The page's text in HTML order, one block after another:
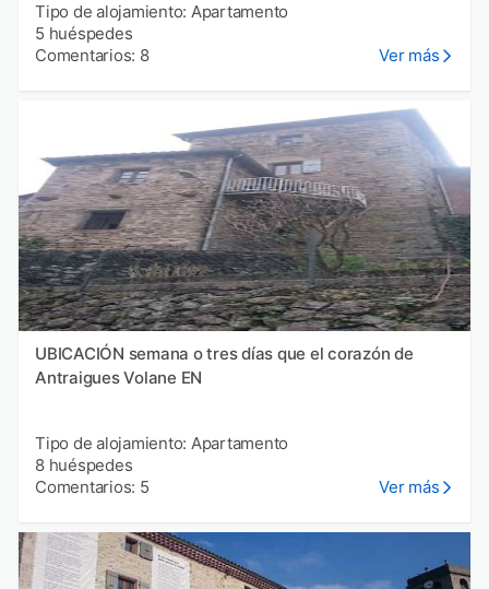
Tipo de alojamiento: Apartamento
5 huéspedes
Comentarios: 8
Ver más
UBICACIÓN semana o tres días que el corazón de
Antraigues Volane EN
Tipo de alojamiento: Apartamento
8 huéspedes
Comentarios: 5
Ver más